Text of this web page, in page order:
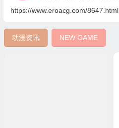
https://www.eroacg.com/8647.html
动漫资讯 NEW GAME